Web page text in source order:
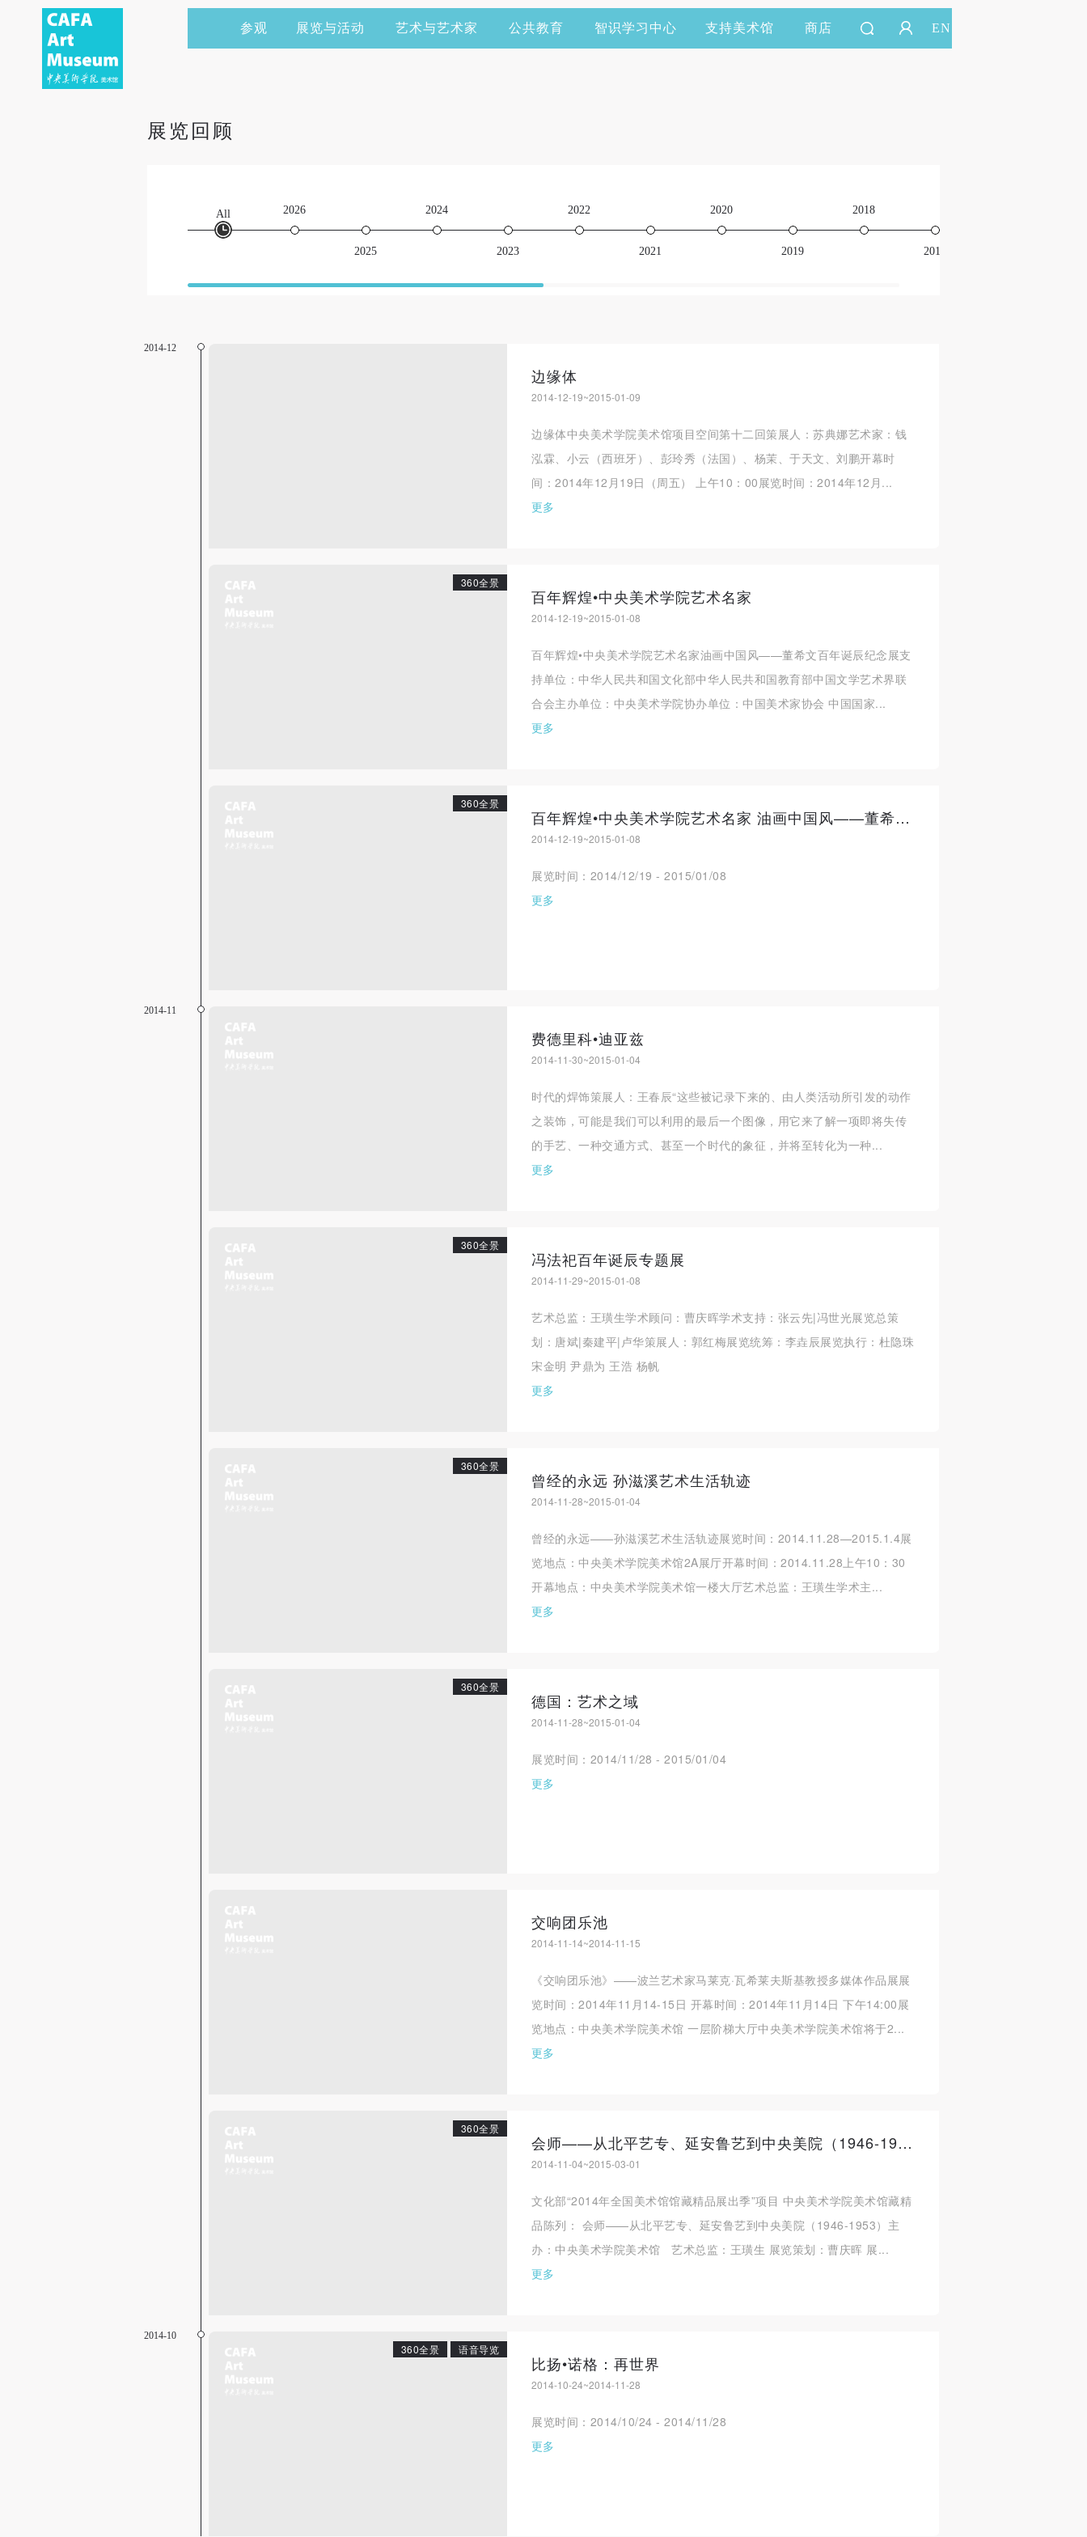
参观 展览与活动 艺术与艺术家 公共教育 智识学习中心 支持美术馆 商店 EN
展览回顾
All 2026
2025
2024
2023
2022
2021
2020
2019
2018
2017
2014-12
边缘体
2014-12-19~2015-01-09
边缘体中央美术学院美术馆项目空间第十二回策展人：苏典娜艺术家：钱
泓霖、小云（西班牙）、彭玲秀（法国）、杨茉、于天文、刘鹏开幕时
间：2014年12月19日（周五） 上午10：00展览时间：2014年12月...
更多
360全景
百年辉煌•中央美术学院艺术名家
2014-12-19~2015-01-08
百年辉煌•中央美术学院艺术名家油画中国风——董希文百年诞辰纪念展支
持单位：中华人民共和国文化部中华人民共和国教育部中国文学艺术界联
合会主办单位：中央美术学院协办单位：中国美术家协会 中国国家...
更多
360全景
百年辉煌•中央美术学院艺术名家 油画中国风——董希文百年诞辰纪念展
2014-12-19~2015-01-08
展览时间：2014/12/19 - 2015/01/08
更多
2014-11
费德里科•迪亚兹
2014-11-30~2015-01-04
时代的焊饰策展人：王春辰“这些被记录下来的、由人类活动所引发的动作
之装饰，可能是我们可以利用的最后一个图像，用它来了解一项即将失传
的手艺、一种交通方式、甚至一个时代的象征，并将至转化为一种...
更多
360全景
冯法祀百年诞辰专题展
2014-11-29~2015-01-08
艺术总监：王璜生学术顾问：曹庆晖学术支持：张云先|冯世光展览总策
划：唐斌|秦建平|卢华策展人：郭红梅展览统筹：李垚辰展览执行：杜隐珠
宋金明 尹鼎为 王浩 杨帆
更多
360全景
曾经的永远 孙滋溪艺术生活轨迹
2014-11-28~2015-01-04
曾经的永远——孙滋溪艺术生活轨迹展览时间：2014.11.28—2015.1.4展
览地点：中央美术学院美术馆2A展厅开幕时间：2014.11.28上午10：30
开幕地点：中央美术学院美术馆一楼大厅艺术总监：王璜生学术主...
更多
360全景
德国：艺术之域
2014-11-28~2015-01-04
展览时间：2014/11/28 - 2015/01/04
更多
交响团乐池
2014-11-14~2014-11-15
《交响团乐池》——波兰艺术家马莱克·瓦希莱夫斯基教授多媒体作品展展
览时间：2014年11月14-15日 开幕时间：2014年11月14日 下午14:00展
览地点：中央美术学院美术馆 一层阶梯大厅中央美术学院美术馆将于2...
更多
360全景
会师——从北平艺专、延安鲁艺到中央美院（1946-1953）
2014-11-04~2015-03-01
文化部“2014年全国美术馆馆藏精品展出季”项目 中央美术学院美术馆藏精
品陈列： 会师——从北平艺专、延安鲁艺到中央美院（1946-1953）主
办：中央美术学院美术馆 艺术总监：王璜生 展览策划：曹庆晖 展...
更多
2014-10
360全景 语音导览
比扬•诺格：再世界
2014-10-24~2014-11-28
展览时间：2014/10/24 - 2014/11/28
更多
发送验证码
登录